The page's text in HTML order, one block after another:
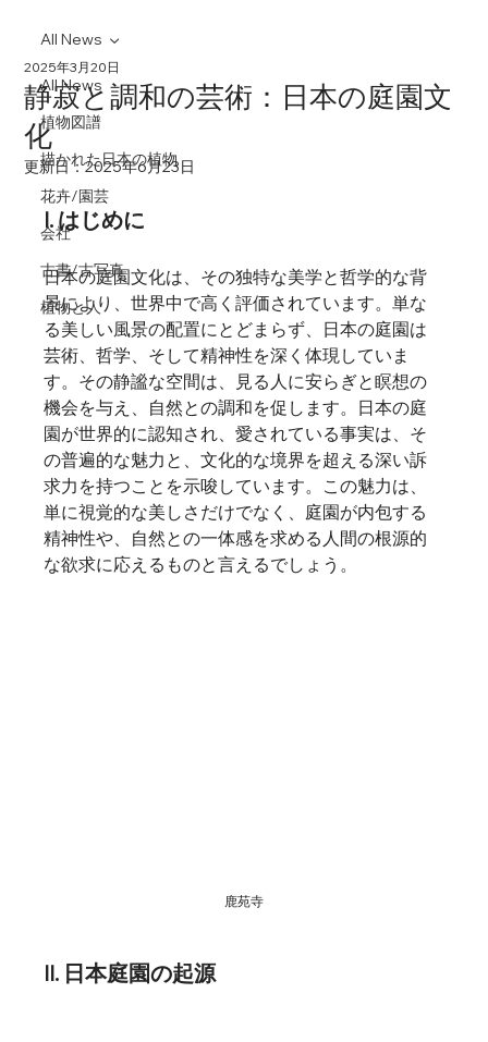
All News
植物図譜
描かれた日本の植物
花卉/園芸
会社
古書/古写真
植物と人
All News
静寂と調和の芸術：日本の庭園文
化
2025年3月20日
更新日：2025年6月23日
I. はじめに
日本の庭園文化は、その独特な美学と哲学的な背
景により、世界中で高く評価されています。単な
る美しい風景の配置にとどまらず、日本の庭園は
芸術、哲学、そして精神性を深く体現していま
す。その静謐な空間は、見る人に安らぎと瞑想の
機会を与え、自然との調和を促します。日本の庭
園が世界的に認知され、愛されている事実は、そ
の普遍的な魅力と、文化的な境界を超える深い訴
求力を持つことを示唆しています。この魅力は、
単に視覚的な美しさだけでなく、庭園が内包する
精神性や、自然との一体感を求める人間の根源的
な欲求に応えるものと言えるでしょう。
鹿苑寺
II. 日本庭園の起源